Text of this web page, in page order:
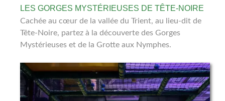
LES GORGES MYSTÉRIEUSES DE TÊTE-NOIRE
Cachée au cœur de la vallée du Trient, au lieu-dit de
Tête-Noire, partez à la découverte des Gorges
Mystérieuses et de la Grotte aux Nymphes.